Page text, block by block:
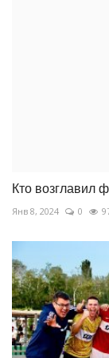
Кто возглавил
Янв 8, 2024 0